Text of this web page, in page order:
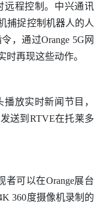
远程控制。中兴通讯
捕捉控制机器人的人
，通过Orange 5G网
再现这些动作。
放实时新闻节目，
送到RTVE在托莱多
可以在Orange展台
360度摄像机录制的